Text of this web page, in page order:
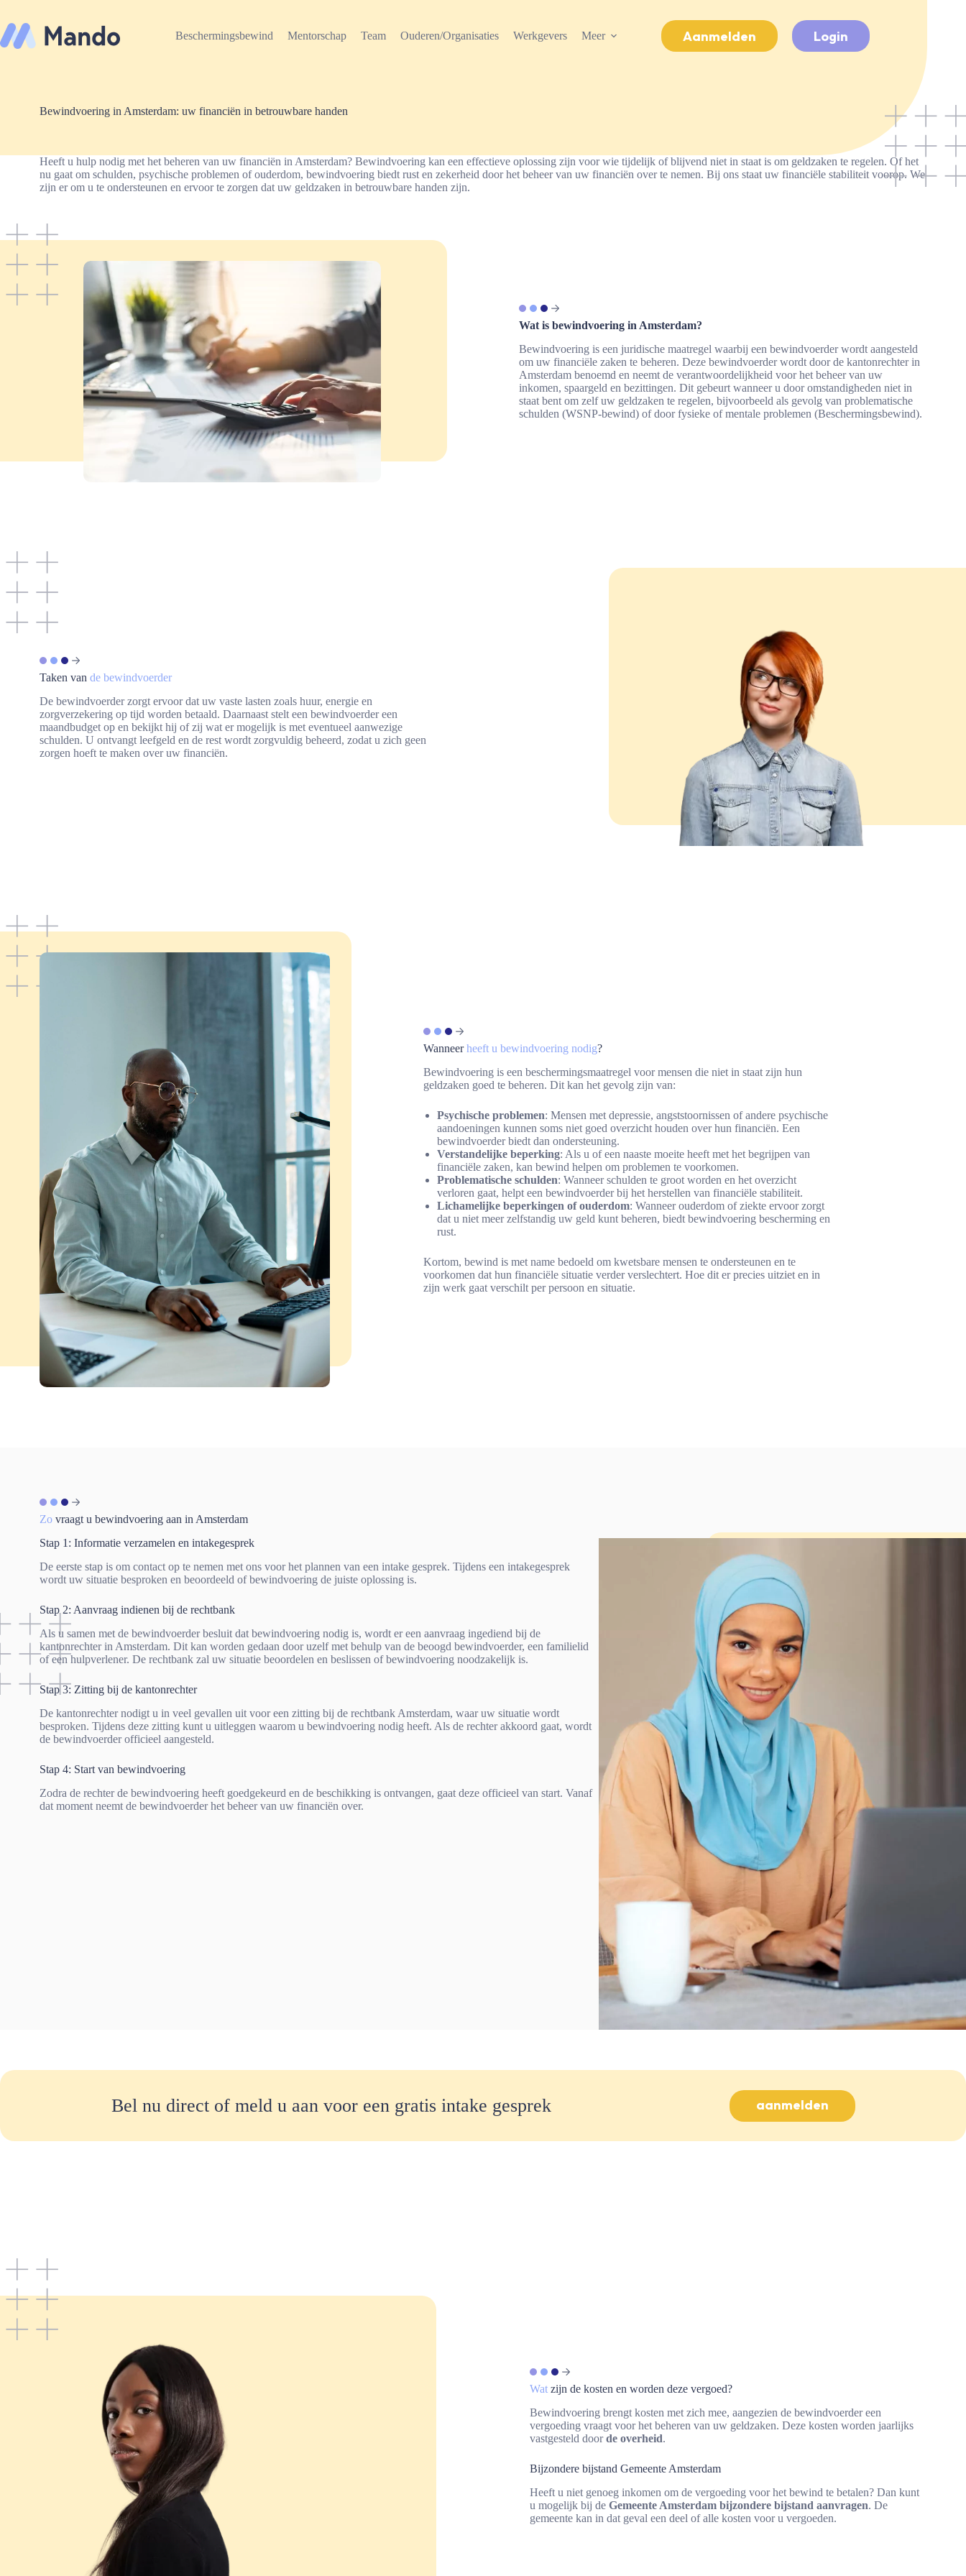
de
inhoud
Beschermingsbewind Mentorschap Team Ouderen/Organisaties Werkgevers Meer Aanmelden Login
Bewindvoering in Amsterdam: uw financiën in betrouwbare handen
Heeft u hulp nodig met het beheren van uw financiën in Amsterdam? Bewindvoering kan een effectieve oplossing zijn voor wie tijdelijk of blijvend niet in staat is om geldzaken te regelen. Of het
nu gaat om schulden, psychische problemen of ouderdom, bewindvoering biedt rust en zekerheid door het beheer van uw financiën over te nemen. Bij ons staat uw financiële stabiliteit voorop. We
zijn er om u te ondersteunen en ervoor te zorgen dat uw geldzaken in betrouwbare handen zijn.
Wat is bewindvoering in Amsterdam?
Bewindvoering is een juridische maatregel waarbij een bewindvoerder wordt aangesteld
om uw financiële zaken te beheren. Deze bewindvoerder wordt door de kantonrechter in
Amsterdam benoemd en neemt de verantwoordelijkheid voor het beheer van uw
inkomen, spaargeld en bezittingen. Dit gebeurt wanneer u door omstandigheden niet in
staat bent om zelf uw geldzaken te regelen, bijvoorbeeld als gevolg van problematische
schulden (WSNP-bewind) of door fysieke of mentale problemen (Beschermingsbewind).
Taken van de bewindvoerder
De bewindvoerder zorgt ervoor dat uw vaste lasten zoals huur, energie en
zorgverzekering op tijd worden betaald. Daarnaast stelt een bewindvoerder een
maandbudget op en bekijkt hij of zij wat er mogelijk is met eventueel aanwezige
schulden. U ontvangt leefgeld en de rest wordt zorgvuldig beheerd, zodat u zich geen
zorgen hoeft te maken over uw financiën.
Wanneerheeft u bewindvoering nodig?
Bewindvoering is een beschermingsmaatregel voor mensen die niet in staat zijn hun
geldzaken goed te beheren. Dit kan het gevolg zijn van:
Psychische problemen: Mensen met depressie, angststoornissen of andere psychische
aandoeningen kunnen soms niet goed overzicht houden over hun financiën. Een
bewindvoerder biedt dan ondersteuning.
Verstandelijke beperking: Als u of een naaste moeite heeft met het begrijpen van
financiële zaken, kan bewind helpen om problemen te voorkomen.
Problematische schulden: Wanneer schulden te groot worden en het overzicht
verloren gaat, helpt een bewindvoerder bij het herstellen van financiële stabiliteit.
Lichamelijke beperkingen of ouderdom: Wanneer ouderdom of ziekte ervoor zorgt
dat u niet meer zelfstandig uw geld kunt beheren, biedt bewindvoering bescherming en
rust.
Kortom, bewind is met name bedoeld om kwetsbare mensen te ondersteunen en te
voorkomen dat hun financiële situatie verder verslechtert. Hoe dit er precies uitziet en in
zijn werk gaat verschilt per persoon en situatie.
Zovraagt u bewindvoering aan in Amsterdam
Stap 1: Informatie verzamelen en intakegesprek
De eerste stap is om contact op te nemen met ons voor het plannen van een intake gesprek. Tijdens een intakegesprek
wordt uw situatie besproken en beoordeeld of bewindvoering de juiste oplossing is.
Stap 2: Aanvraag indienen bij de rechtbank
Als u samen met de bewindvoerder besluit dat bewindvoering nodig is, wordt er een aanvraag ingediend bij de
kantonrechter in Amsterdam. Dit kan worden gedaan door uzelf met behulp van de beoogd bewindvoerder, een familielid
of een hulpverlener. De rechtbank zal uw situatie beoordelen en beslissen of bewindvoering noodzakelijk is.
Stap 3: Zitting bij de kantonrechter
De kantonrechter nodigt u in veel gevallen uit voor een zitting bij de rechtbank Amsterdam, waar uw situatie wordt
besproken. Tijdens deze zitting kunt u uitleggen waarom u bewindvoering nodig heeft. Als de rechter akkoord gaat, wordt
de bewindvoerder officieel aangesteld.
Stap 4: Start van bewindvoering
Zodra de rechter de bewindvoering heeft goedgekeurd en de beschikking is ontvangen, gaat deze officieel van start. Vanaf
dat moment neemt de bewindvoerder het beheer van uw financiën over.
Bel nu direct of meld u aan voor een gratis intake gesprek aanmelden
Wat zijn de kosten en worden deze vergoed?
Bewindvoering brengt kosten met zich mee, aangezien de bewindvoerder een
vergoeding vraagt voor het beheren van uw geldzaken. Deze kosten worden jaarlijks
vastgesteld doorde overheid.
Bijzondere bijstand Gemeente Amsterdam
Heeft u niet genoeg inkomen om de vergoeding voor het bewind te betalen? Dan kunt
u mogelijk bij de Gemeente Amsterdam bijzondere bijstand aanvragen. De
gemeente kan in dat geval een deel of alle kosten voor u vergoeden.